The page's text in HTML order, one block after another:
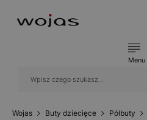
Menu
Wojas Buty dziecięce Półbuty